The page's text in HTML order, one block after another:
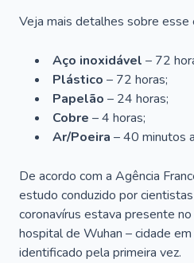
Veja mais detalhes sobre esse
Aço inoxidável – 72
Plástico – 72 horas;
Papelão – 24 horas;
Cobre – 4 horas;
Ar/Poeira – 40 minutos
De acordo com a Agência
estudo conduzido por
coronavírus estava presente
hospital de Wuhan – cidade
identificado pela primeira vez.